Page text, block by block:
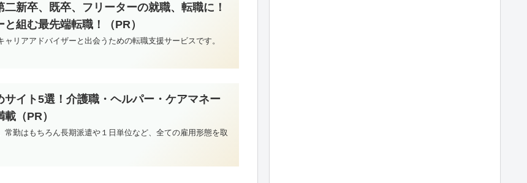
二新卒、既卒、フリーターの就職、転職に！
組む最先端転職！（PR）
リアアドバイザーと出会うための転職支援サービスです。
サイト5選！介護職・ヘルパー・ケアマネー
（PR）
勤はもちろん長期派遣や１日単位など、全ての雇用形態を取